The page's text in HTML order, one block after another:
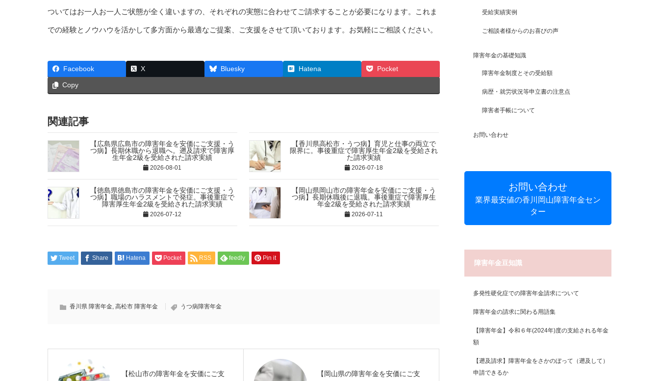
ついてはお一人お一人ご状態が全く違いますの、それぞれの実態に合わせてご請求することが必要になります。これま
での経験とノウハウを活かして多方面から最適なご提案、ご支援をさせて頂いております。お気軽にご相談ください。
Facebook X Bluesky Hatena Pocket
Copy
関連記事
【広島県広島市の障害年金を安価にご支援・う
つ病】長期休職から退職へ。遡及請求で障害厚
生年金2級を受給された請求実績
2026-08-01
【香川県高松市・うつ病】育児と仕事の両立で
限界に。事後重症で障害厚生年金2級を受給され
た請求実績
2026-07-18
【徳島県徳島市の障害年金を安価にご支援・う
つ病】職場のハラスメントで発症。事後重症で
障害厚生年金2級を受給された請求実績
2026-07-12
【岡山県岡山市の障害年金を安価にご支援・う
つ病】長期休職後に退職。事後重症で障害厚生
年金2級を受給された請求実績
2026-07-11
Tweet Share Hatena Pocket RSS feedly Pin it
香川県 障害年金 高松市 障害年金 うつ病障害年金
【松山市の障害年金を安価にご支
【岡山県の障害年金を安価にご支
受給実績実例
ご相談者様からのお喜びの声
障害年金の基礎知識
障害年金制度とその受給額
病歴・就労状況等申立書の注意点
障害者手帳について
お問い合わせ
お問い合わせ
業界最安値の香川岡山障害年金セン
ター
障害年金豆知識
多発性硬化症での障害年金請求について
障害年金の請求に関わる用語集
【障害年金】令和６年(2024年)度の支給される年金
額
【遡及請求】障害年金をさかのぼって（遡及して）
申請できるか